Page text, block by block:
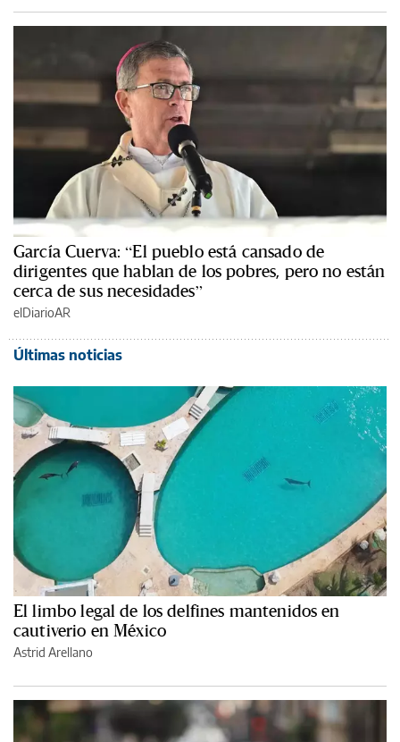
García Cuerva: “El pueblo está cansado de
dirigentes que hablan de los pobres, pero no están
cerca de sus necesidades”
elDiarioAR
Últimas noticias
El limbo legal de los delfines mantenidos en
cautiverio en México
Astrid Arellano